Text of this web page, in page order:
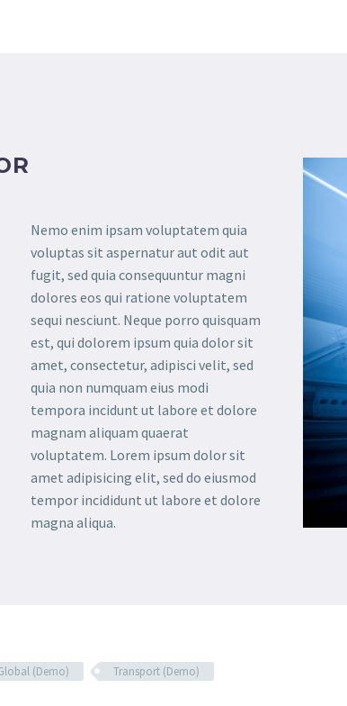
Nemo enim ipsam voluptatem quia
voluptas sit aspernatur aut odit aut
fugit, sed quia consequuntur magni
dolores eos qui ratione voluptatem
sequi nesciunt. Neque porro quisquam
est, qui dolorem ipsum quia dolor sit
amet, consectetur, adipisci velit, sed
quia non numquam eius modi
tempora incidunt ut labore et dolore
magnam aliquam quaerat
voluptatem. Lorem ipsum dolor sit
amet adipisicing elit, sed do eiusmod
tempor incididunt ut labore et dolore
magna aliqua.
(Demo) Transport (Demo)